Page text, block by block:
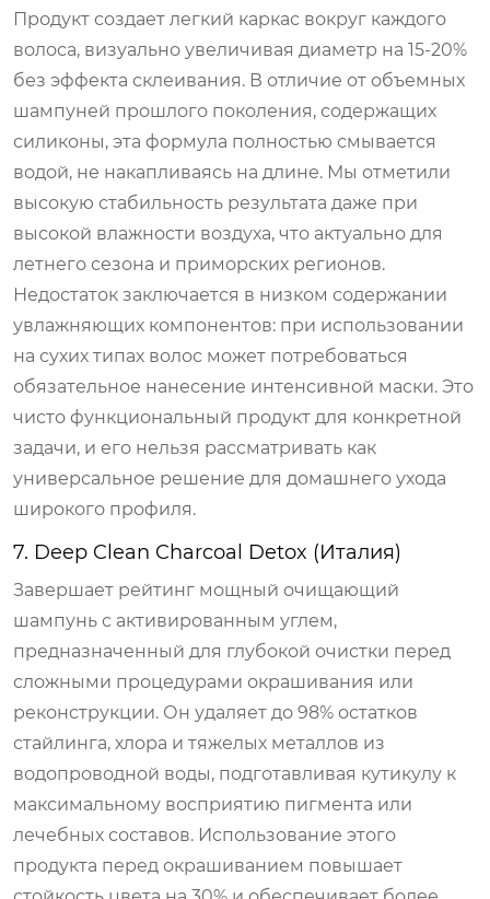
Продукт создает легкий каркас вокруг каждого
волоса, визуально увеличивая диаметр на 15-20%
без эффекта склеивания. В отличие от объемных
шампуней прошлого поколения, содержащих
силиконы, эта формула полностью смывается
водой, не накапливаясь на длине. Мы отметили
высокую стабильность результата даже при
высокой влажности воздуха, что актуально для
летнего сезона и приморских регионов.
Недостаток заключается в низком содержании
увлажняющих компонентов: при использовании
на сухих типах волос может потребоваться
обязательное нанесение интенсивной маски. Это
чисто функциональный продукт для конкретной
задачи, и его нельзя рассматривать как
универсальное решение для домашнего ухода
широкого профиля.
7. Deep Clean Charcoal Detox (Италия)
Завершает рейтинг мощный очищающий
шампунь с активированным углем,
предназначенный для глубокой очистки перед
сложными процедурами окрашивания или
реконструкции. Он удаляет до 98% остатков
стайлинга, хлора и тяжелых металлов из
водопроводной воды, подготавливая кутикулу к
максимальному восприятию пигмента или
лечебных составов. Использование этого
продукта перед окрашиванием повышает